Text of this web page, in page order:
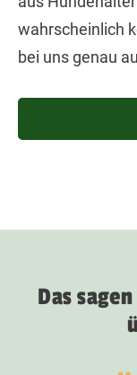
wahrscheinlich
bei uns genau
Das